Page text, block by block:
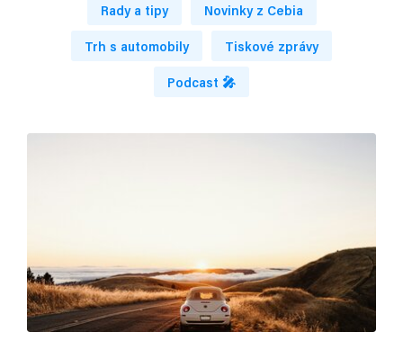
Rady a tipy
Novinky z Cebia
Trh s automobily
Tiskové zprávy
Podcast 🎤